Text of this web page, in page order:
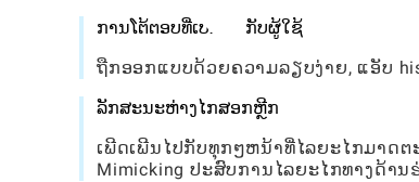
ການໂຕ້ຕອບທີ່ເປັນມິດກັບຜູ້ໃຊ້
ຖືກອອກແບບດ້ວຍຄວາມລຽບງ່າຍ, ແອັບ
ລັກສະນະຫ່າງໄກສອກຫຼີກ
ເພີດເພີນໄປກັບທຸກໆຫນ້າທີ່ໄລຍະໄກມາດ
Mimicking ປະສົບການໄລຍະໄກທາງດ້ານ